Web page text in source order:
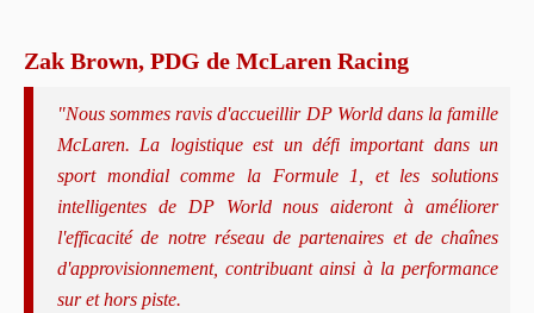
Zak Brown, PDG de McLaren Racing
"Nous sommes ravis d'accueillir DP World dans la famille
McLaren. La logistique est un défi important dans un
sport mondial comme la Formule 1, et les solutions
intelligentes de DP World nous aideront à améliorer
l'efficacité de notre réseau de partenaires et de chaînes
d'approvisionnement, contribuant ainsi à la performance
sur et hors piste.